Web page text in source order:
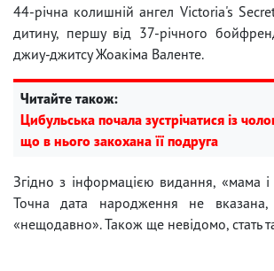
44-річна колишній ангел Victoria's
дитину, першу від 37-річного
джиу-джитсу Жоакіма Валенте.
Читайте також:
Цибульська почала зустрічатися із
що в нього закохана її подруга
Згідно з інформацією видання, «мама і
Точна дата народження не
«нещодавно». Також ще невідомо, стать